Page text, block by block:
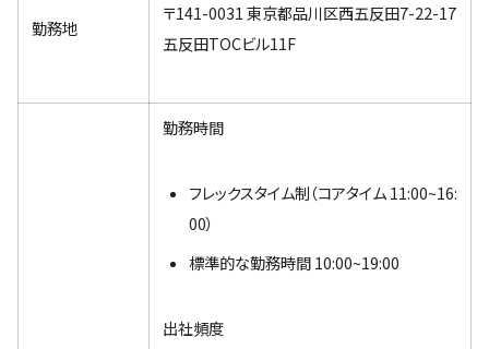
勤務地
〒141-0031 東京都品川区西五反田7-22-17
五反田TOCビル11F
勤務時間
フレックスタイム制（コアタイム 11:00~16:
00）
標準的な勤務時間 10:00~19:00
出社頻度